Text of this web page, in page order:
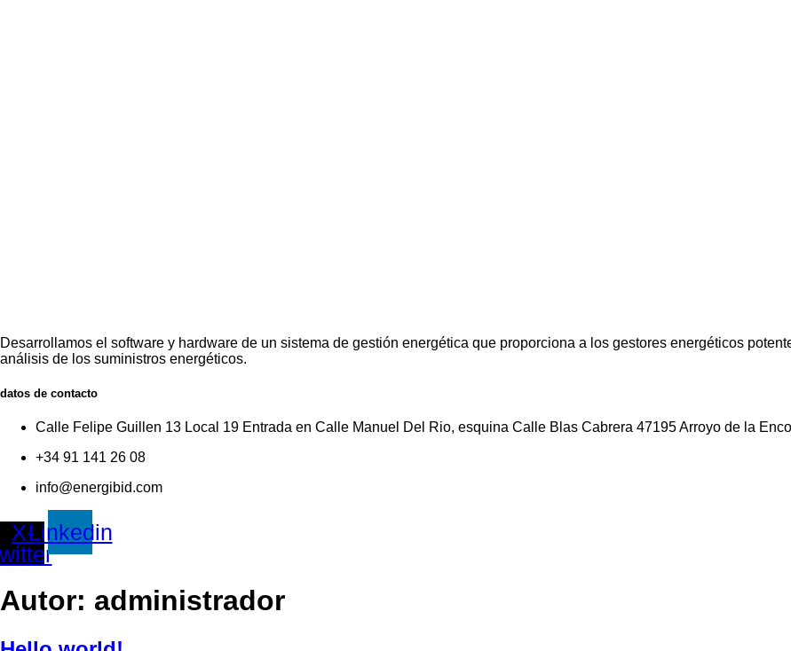
Desarrollamos el software y hardware de un sistema de gestión energética que proporciona a los gestores energéticos
análisis de los suministros energéticos.
datos de contacto
Calle Felipe Guillen 13 Local 19 Entrada en Calle Manuel Del Rio, esquina Calle Blas Cabrera 47195 Arroyo de la
+34 91 141 26 08
info@energibid.com
X-Linkedin
Autor: administrador